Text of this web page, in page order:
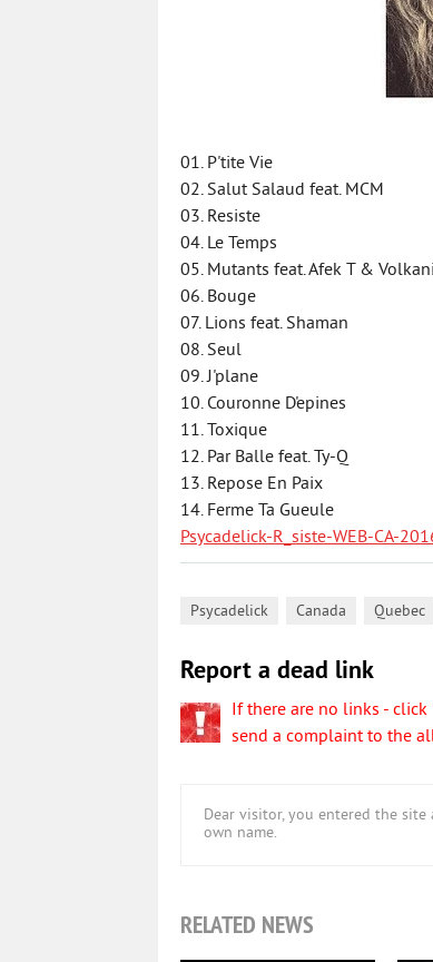
01. P'tite Vie
02. Salut Salaud feat. MCM
03. Resiste
04. Le Temps
05. Mutants feat. Afek T &
06. Bouge
07. Lions feat. Shaman
08. Seul
09. J'plane
10. Couronne D'epines
11. Toxique
12. Par Balle feat. Ty-Q
13. Repose En Paix
14. Ferme Ta Gueule
Psycadelick-R_siste-WEB-CA-
Psycadelick Canada Quebec
Report a dead link
If there are no links - click
send a complaint to the
Dear visitor, you entered the site
own name.
RELATED NEWS